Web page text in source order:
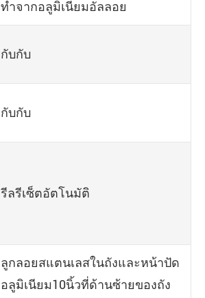
ทำจากอลูมิเนียมอัลลอย
กับกับ
กับกับ
รีลรีเซ็ตอัตโนมัติ
ลูกลอยสแตนเลสในถังและหน้าปัด
อลูมิเนียม10นิ้วที่ด้านซ้ายของถัง